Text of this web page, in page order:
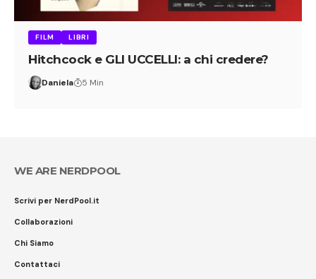
FILM LIBRI
Hitchcock e GLI UCCELLI: a chi credere?
Daniela 5 Min
WE ARE NERDPOOL
Scrivi per NerdPool.it
Collaborazioni
Chi Siamo
Contattaci